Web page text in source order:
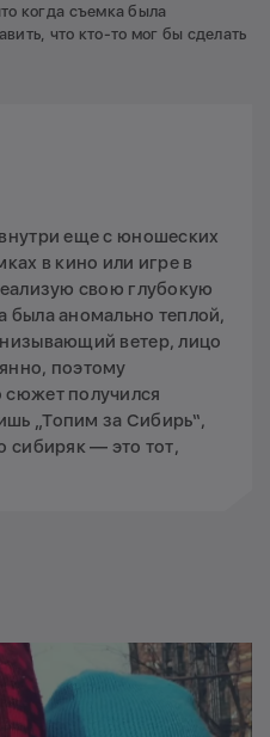
когда съемка была
что кто-то мог бы сделать
еще с юношеских
в кино или игре в
свою глубокую
была аномально теплой,
ветер, лицо
поэтому
получился
„Топим за Сибирь“,
сибиряк — это тот,